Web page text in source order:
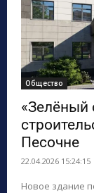
Общество
«Зелёный
Песочне
22.04.2026 15:24:15
Новое здание